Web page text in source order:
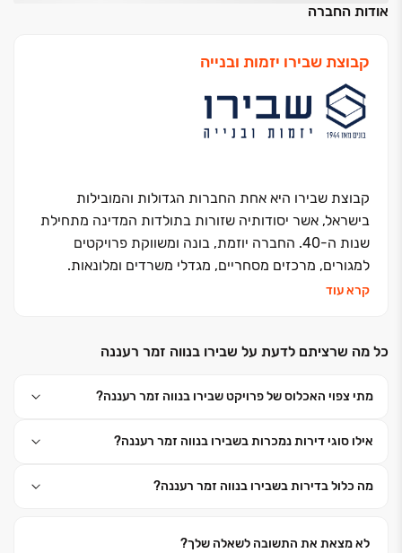
אודות החברה
קבוצת שבירו יזמות ובנייה
קבוצת שבירו היא אחת החברות הגדולות והמובילות
בישראל, אשר יסודותיה שזורות בתולדות המדינה מתחילת
שנות ה-40. החברה יוזמת, בונה ומשווקת פרויקטים
למגורים, מרכזים מסחריים, מגדלי משרדים ומלונאות.
החברה, בבעלותם של עו"ד רונית שבירו ורמי שבירו,
ומבצעת כ- 6,500 יחידות דיור נוספות. האני מאמין שלה -
והצלחה הן אבני הדרך שעליהן צועדת החברה. החברה
ופועלת מתוך אמונה פנימית חזקה כי עשייתה תורמת
קרא עוד
כל מה שרציתם לדעת על שבירו בנווה זמר רעננה
מתי צפוי האכלוס של פרויקט שבירו בנווה זמר רעננה?
אילו סוגי דירות נמכרות בשבירו בנווה זמר רעננה?
מה כלול בדירות בשבירו בנווה זמר רעננה?
לא מצאת את התשובה לשאלה שלך?